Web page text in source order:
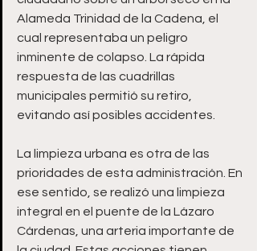
Alameda Trinidad de la Cadena, el
cual representaba un peligro
inminente de colapso. La rápida
respuesta de las cuadrillas
municipales permitió su retiro,
evitando así posibles accidentes.
La limpieza urbana es otra de las
prioridades de esta administración. En
ese sentido, se realizó una limpieza
integral en el puente de la Lázaro
Cárdenas, una arteria importante de